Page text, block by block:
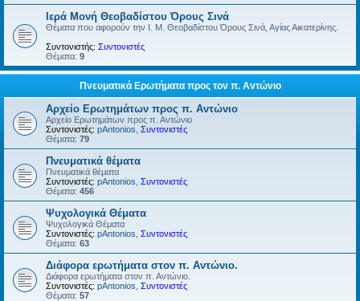
Ιερά Μονή Θεοβαδίστου Όρους Σινά
Θέματα που αφορούν την Ι. Μ. Θεοβαδίστου Όρους Σινά, Αγίας Αικατερίνης.
Συντονιστής: Συντονιστές
Θέματα: 9
Πνευματικά Ερωτήματα προς τον π. Αντώνιο
Αρχείο Ερωτημάτων προς π. Αντώνιο
Αρχείο Ερωτημάτων προς π. Αντώνιο
Συντονιστές: pAntonios Συντονιστές
Θέματα: 79
Πνευματικά θέματα
Πνευματικά θέματα
Συντονιστές: pAntonios Συντονιστές
Θέματα: 456
Ψυχολογικά Θέματα
Ψυχολογικά Θέματα
Συντονιστές: pAntonios Συντονιστές
Θέματα: 63
Διάφορα ερωτήματα στον π. Αντώνιο.
Διάφορα ερωτήματα στον π. Αντώνιο.
Συντονιστές: pAntonios Συντονιστές
Θέματα: 57